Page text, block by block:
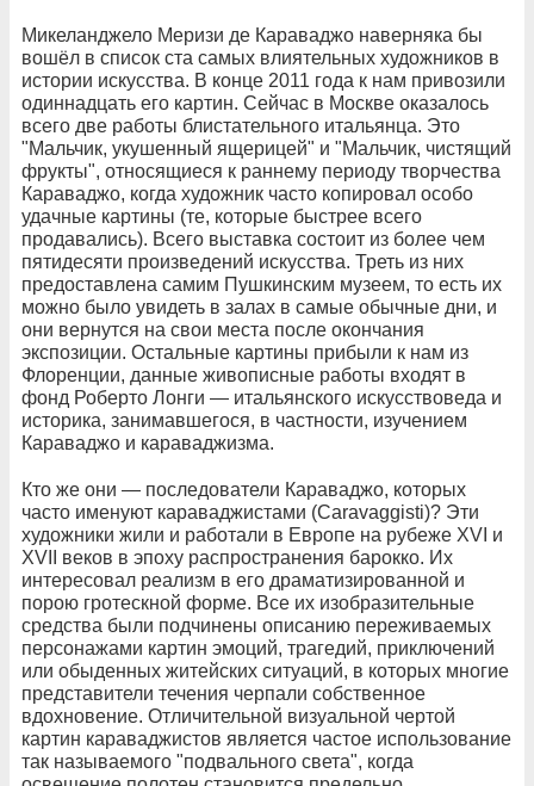
Микеланджело Меризи де Караваджо наверняка бы
вошёл в список ста самых влиятельных художников в
истории искусства. В конце 2011 года к нам привозили
одиннадцать его картин. Сейчас в Москве оказалось
всего две работы блистательного итальянца. Это
"Мальчик, укушенный ящерицей" и "Мальчик, чистящий
фрукты", относящиеся к раннему периоду творчества
Караваджо, когда художник часто копировал особо
удачные картины (те, которые быстрее всего
продавались). Всего выставка состоит из более чем
пятидесяти произведений искусства. Треть из них
предоставлена самим Пушкинским музеем, то есть их
можно было увидеть в залах в самые обычные дни, и
они вернутся на свои места после окончания
экспозиции. Остальные картины прибыли к нам из
Флоренции, данные живописные работы входят в
фонд Роберто Лонги — итальянского искусствоведа и
историка, занимавшегося, в частности, изучением
Караваджо и караваджизма.
Кто же они — последователи Караваджо, которых
часто именуют караваджистами (Caravaggisti)? Эти
художники жили и работали в Европе на рубеже XVI и
XVII веков в эпоху распространения барокко. Их
интересовал реализм в его драматизированной и
порою гротескной форме. Все их изобразительные
средства были подчинены описанию переживаемых
персонажами картин эмоций, трагедий, приключений
или обыденных житейских ситуаций, в которых многие
представители течения черпали собственное
вдохновение. Отличительной визуальной чертой
картин караваджистов является частое использование
так называемого "подвального света", когда